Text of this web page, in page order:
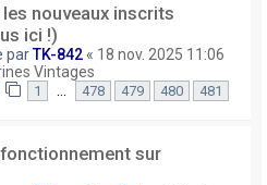
les nouveaux inscrits
ici !)
parTK-842 « 18 nov. 2025 11:06
Vintages
1 … 478 479 480 481
sur